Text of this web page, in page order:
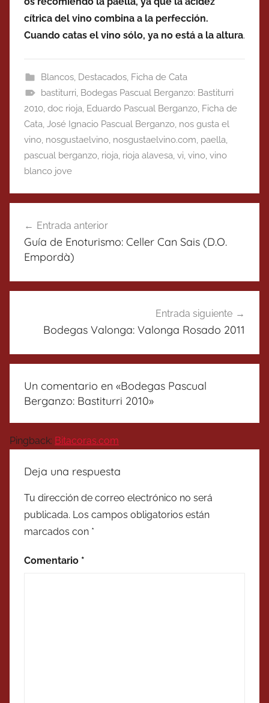
cítrica del vino combina a la perfección.
Cuando catas el vino sólo, ya no está a la altura.
Blancos, Destacados, Ficha de Cata
bastiturri, Bodegas Pascual Berganzo: Bastiturri
2010, doc rioja, Eduardo Pascual Berganzo, Ficha de
Cata, José Ignacio Pascual Berganzo, nos gusta el
vino, nosgustaelvino, nosgustaelvino.com, paella,
pascual berganzo, rioja, rioja alavesa, vi, vino, vino
blanco jove
de
entradas
Entrada anterior
Guía de Enoturismo: Celler Can Sais (D.O.
Empordà)
Entrada siguiente
Bodegas Valonga: Valonga Rosado 2011
Un comentario en «Bodegas Pascual
Berganzo: Bastiturri 2010»
Pingback: Bitacoras.com
Deja una respuesta
Tu dirección de correo electrónico no será
publicada. Los campos obligatorios están
marcados con *
Comentario *